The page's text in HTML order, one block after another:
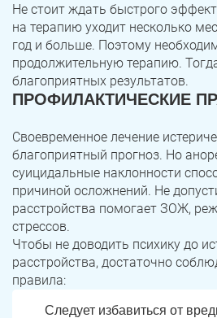
Не стоит ждать быстрого
на терапию уходит несколько
год и больше. Поэтому
продолжительную терапию.
благоприятных результатов.
ПРОФИЛАКТИЧЕСКИЕ
Своевременное лечение
благоприятный прогноз. Но
суицидальные наклонности
причиной осложнений. Не
расстройства помогает ЗОЖ,
стрессов.
Чтобы не доводить психику до
расстройства, достаточно
правила:
Следует избавиться от